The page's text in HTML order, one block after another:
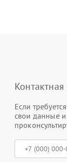
Если
свои данные